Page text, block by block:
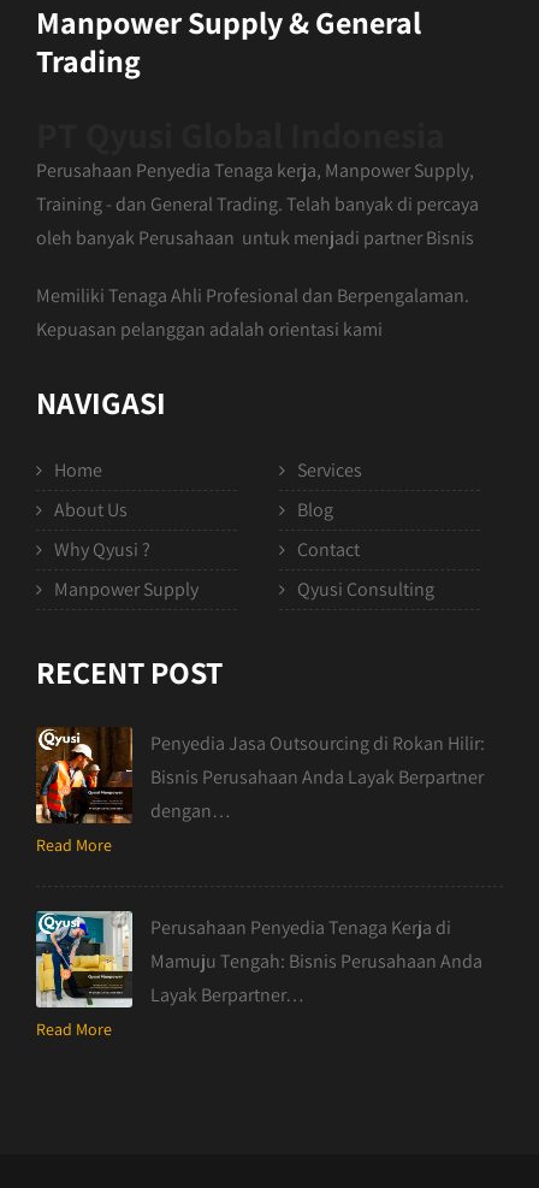
Manpower Supply & General
Trading
Perusahaan Penyedia Tenaga kerja, Manpower Supply,
Training - dan General Trading. Telah banyak di percaya
oleh banyak Perusahaan untuk menjadi partner Bisnis
Memiliki Tenaga Ahli Profesional dan Berpengalaman.
Kepuasan pelanggan adalah orientasi kami
NAVIGASI
Home
About Us
Why Qyusi ?
Manpower Supply
Services
Blog
Contact
Qyusi Consulting
RECENT POST
Penyedia Jasa Outsourcing di Rokan Hilir:
Bisnis Perusahaan Anda Layak Berpartner
dengan…
Read More
Perusahaan Penyedia Tenaga Kerja di
Mamuju Tengah: Bisnis Perusahaan Anda
Layak Berpartner…
Read More